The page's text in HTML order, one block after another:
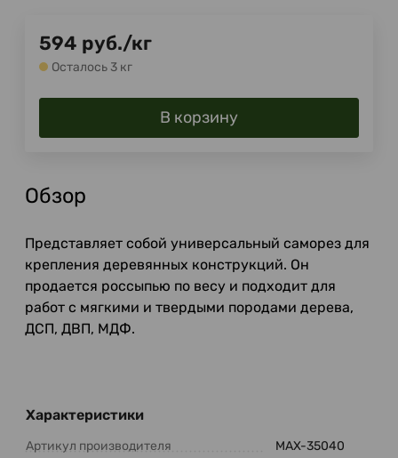
594 руб./кг
Осталось 3 кг
В корзину
Обзор
Представляет собой универсальный саморез для
крепления деревянных конструкций. Он
продается россыпью по весу и подходит для
работ с мягкими и твердыми породами дерева,
ДСП, ДВП, МДФ.
Характеристики
Артикул производителя MAX-35040